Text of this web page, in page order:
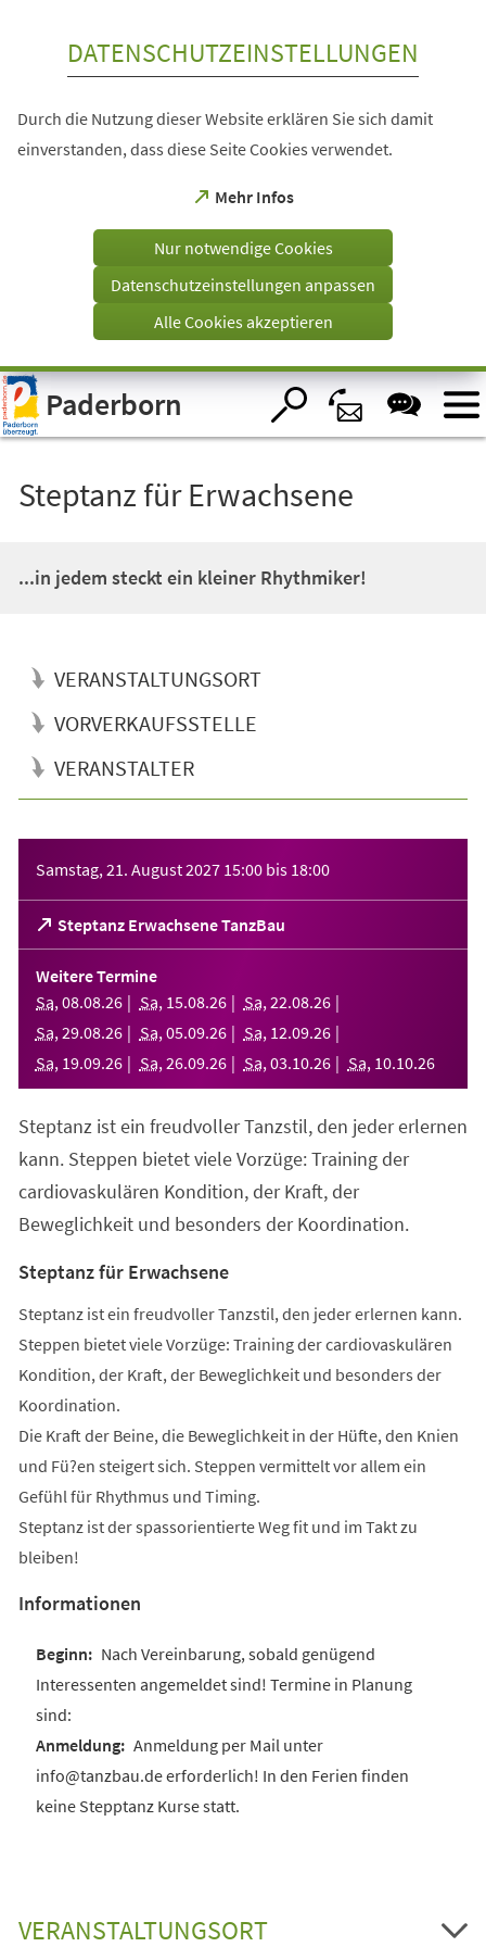
Visuelle
Assistenzsoftware
öffnen.
DATENSCHUTZEINSTELLUNGEN
Durch die Nutzung dieser Website erklären Sie sich damit
einverstanden, dass diese Seite Cookies verwendet.
Mehr Infos
(Öffnet
einem
Tab)
Nur notwendige Cookies
Datenschutzeinstellungen anpassen
Alle Cookies akzeptieren
Paderborn
Steptanz für Erwachsene
...in jedem steckt ein kleiner Rhythmiker!
VERANSTALTUNGSORT
VORVERKAUFSSTELLE
VERANSTALTER
Samstag, 21. August 2027 15:00 bis 18:00
Steptanz Erwachsene TanzBau
(Öffnet
in
einem
neuen
Tab)
Weitere Termine
Sa, 08.08.26 Sa, 15.08.26 Sa, 22.08.26
Sa, 29.08.26 Sa, 05.09.26 Sa, 12.09.26
Sa, 19.09.26 Sa, 26.09.26 Sa, 03.10.26 Sa, 10.10.26
Steptanz ist ein freudvoller Tanzstil, den jeder erlernen
kann. Steppen bietet viele Vorzüge: Training der
cardiovaskulären Kondition, der Kraft, der
Beweglichkeit und besonders der Koordination.
Steptanz für Erwachsene
Steptanz ist ein freudvoller Tanzstil, den jeder erlernen kann.
Steppen bietet viele Vorzüge: Training der cardiovaskulären
Kondition, der Kraft, der Beweglichkeit und besonders der
Koordination.
Die Kraft der Beine, die Beweglichkeit in der Hüfte, den Knien
und Fü?en steigert sich. Steppen vermittelt vor allem ein
Gefühl für Rhythmus und Timing.
Steptanz ist der spassorientierte Weg fit und im Takt zu
bleiben!
Informationen
Nach Vereinbarung, sobald genügend
Interessenten angemeldet sind! Termine in Planung
sind:
Anmeldung per Mail unter
info@tanzbau.de erforderlich! In den Ferien finden
keine Stepptanz Kurse statt.
VERANSTALTUNGSORT